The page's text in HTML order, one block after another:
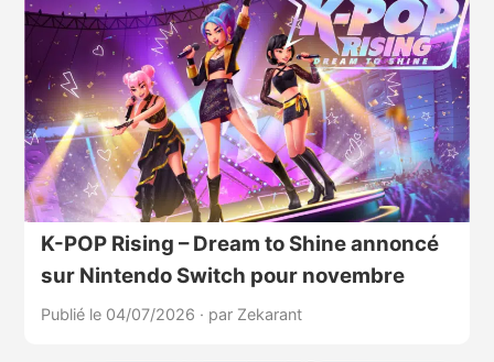
K-POP Rising – Dream to Shine annoncé
sur Nintendo Switch pour novembre
Publié le 04/07/2026 · par Zekarant